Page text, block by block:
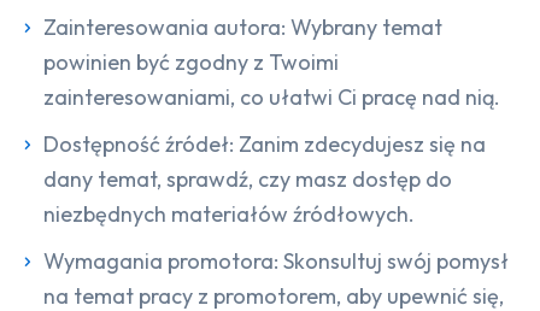
Zainteresowania autora: Wybrany temat
powinien być zgodny z Twoimi
zainteresowaniami, co ułatwi Ci pracę nad nią.
Dostępność źródeł: Zanim zdecydujesz się na
dany temat, sprawdź, czy masz dostęp do
niezbędnych materiałów źródłowych.
Wymagania promotora: Skonsultuj swój pomysł
na temat pracy z promotorem, aby upewnić się,